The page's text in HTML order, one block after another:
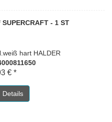
- 1 ST
hart HALDER
€ *
Details